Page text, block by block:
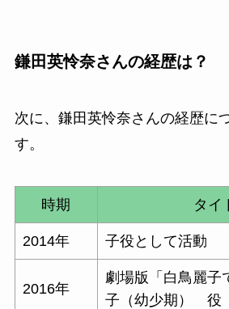
鎌田英怜奈さんの経歴は？
次に、鎌田英怜奈さんの経歴に
す。
時期 タイ
2014年 子役として活動
2016年
劇場版「白鳥麗子
子（幼少期） 役